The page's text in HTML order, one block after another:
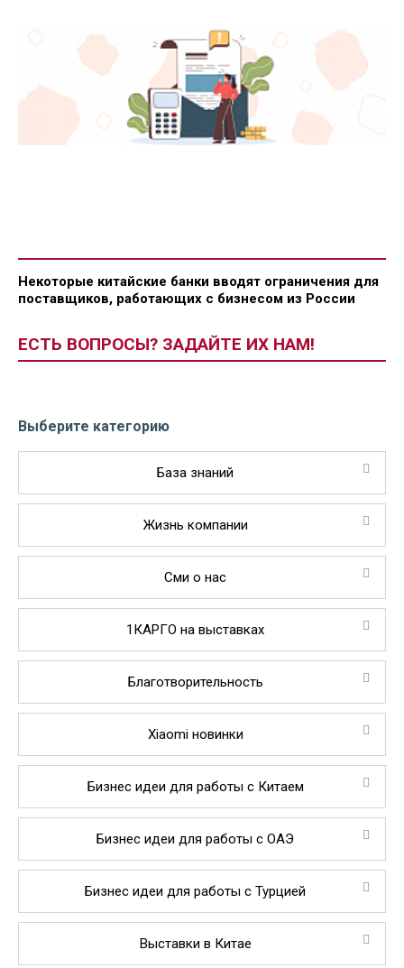
Некоторые китайские банки вводят ограничения для
поставщиков, работающих с бизнесом из России
ЕСТЬ ВОПРОСЫ? ЗАДАЙТЕ ИХ НАМ!
Выберите категорию
База знаний
Жизнь компании
Сми о нас
1КАРГО на выставках
Благотворительность
Xiaomi новинки
Бизнес идеи для работы с Китаем
Бизнес идеи для работы с ОАЭ
Бизнес идеи для работы с Турцией
Выставки в Китае